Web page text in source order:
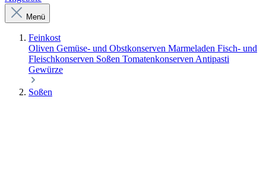
Menü
Feinkost
Oliven Gemüse- und Obstkonserven Marmeladen Fisch- und
Fleischkonserven Soßen Tomatenkonserven Antipasti
Gewürze
Soßen